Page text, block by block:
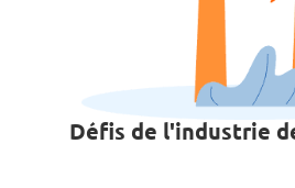
Défis de l'industrie